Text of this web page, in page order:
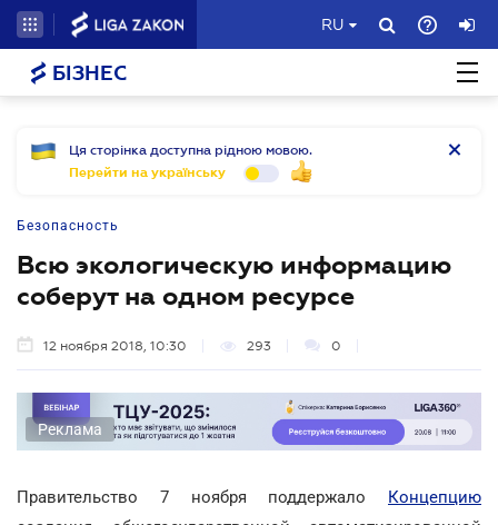
RU
БІЗНЕС
Ця сторінка доступна рідною мовою.
Перейти на українську
Безопасность
Всю экологическую информацию
соберут на одном ресурсе
12 ноября 2018, 10:30 293 0
Реклама
Правительство 7 ноября поддержало Концепцию